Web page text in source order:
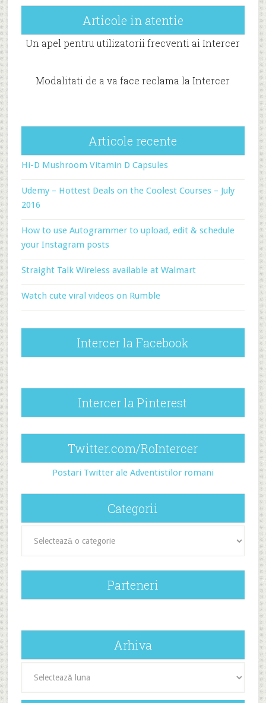
Articole in atentie
Un apel pentru utilizatorii frecventi ai Intercer
Modalitati de a va face reclama la Intercer
Articole recente
Hi-D Mushroom Vitamin D Capsules
Udemy – Hottest Deals on the Coolest Courses – July
2016
How to use Autogrammer to upload, edit & schedule
your Instagram posts
Straight Talk Wireless available at Walmart
Watch cute viral videos on Rumble
Intercer la Facebook
Intercer la Pinterest
Twitter.com/RoIntercer
Postari Twitter ale Adventistilor romani
Categorii
Parteneri
Arhiva